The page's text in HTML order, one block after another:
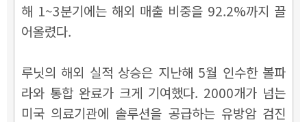
해 1~3분기에는 해외 매출 비중을 92.2%까지 끌
어올렸다.
루닛의 해외 실적 상승은 지난해 5월 인수한 볼파
라와 통합 완료가 크게 기여했다. 2000개가 넘는
미국 의료기관에 솔루션을 공급하는 유방암 검진